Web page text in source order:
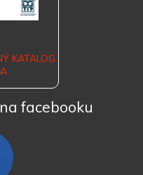
KATALOG
facebooku